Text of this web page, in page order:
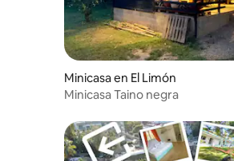
Minicasa en El Limón
Minicasa Taino negra